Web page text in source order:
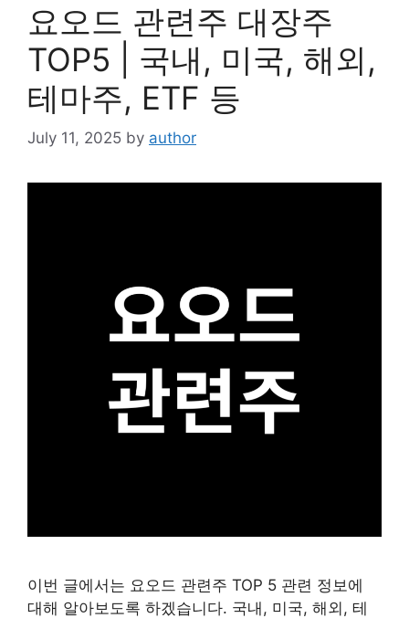
요오드 관련주 대장주
TOP5 | 국내, 미국, 해외,
테마주, ETF 등
July 11, 2025 by author
이번 글에서는 요오드 관련주 TOP 5 관련 정보에
대해 알아보도록 하겠습니다. 국내, 미국, 해외, 테